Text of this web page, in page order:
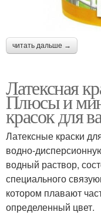
читать дальше →
Латексная
Плюсы и
красок для
Латексные краски
водно-
водный раствор,
специального
котором плавают
определенный цвет.